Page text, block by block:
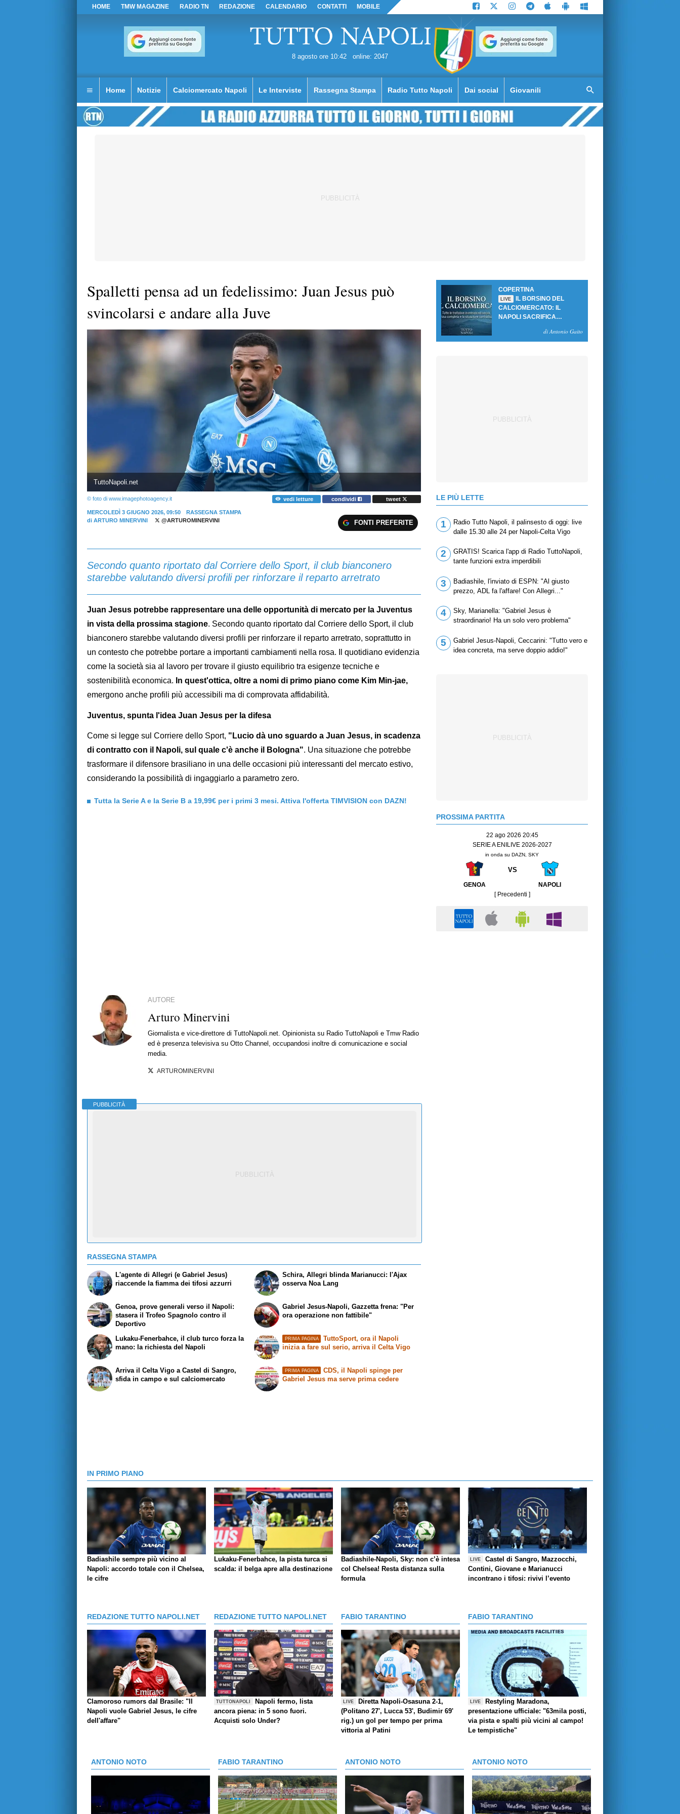
HOME TMW MAGAZINE RADIO TN REDAZIONE CALENDARIO CONTATTI MOBILE
8 agosto ore 10:42 online: 2047
Home Notizie Calciomercato Napoli Le Interviste Rassegna Stampa Radio Tutto Napoli Dai social Giovanili
Spalletti pensa ad un fedelissimo: Juan Jesus può
svincolarsi e andare alla Juve
TuttoNapoli.net
© foto di www.imagephotoagency.it vedi letture condividi tweet
MERCOLEDÌ 3 GIUGNO 2026, 09:50
RASSEGNA STAMPA
di ARTURO MINERVINI @ARTUROMINERVINI FONTI PREFERITE
Secondo quanto riportato dal Corriere dello Sport, il club bianconero
starebbe valutando diversi profili per rinforzare il reparto arretrato
Juan Jesus potrebbe rappresentare una delle opportunità di mercato per la Juventus
in vista della prossima stagione. Secondo quanto riportato dal Corriere dello Sport, il club
bianconero starebbe valutando diversi profili per rinforzare il reparto arretrato, soprattutto in
un contesto che potrebbe portare a importanti cambiamenti nella rosa. Il quotidiano evidenzia
come la società sia al lavoro per trovare il giusto equilibrio tra esigenze tecniche e
sostenibilità economica. In quest'ottica, oltre a nomi di primo piano come Kim Min-jae,
emergono anche profili più accessibili ma di comprovata affidabilità.
Juventus, spunta l'idea Juan Jesus per la difesa
Come si legge sul Corriere dello Sport, "Lucio dà uno sguardo a Juan Jesus, in scadenza
di contratto con il Napoli, sul quale c'è anche il Bologna". Una situazione che potrebbe
trasformare il difensore brasiliano in una delle occasioni più interessanti del mercato estivo,
considerando la possibilità di ingaggiarlo a parametro zero.
Tutta la Serie A e la Serie B a 19,99€ per i primi 3 mesi. Attiva l'offerta TIMVISION con DAZN!
AUTORE
Arturo Minervini
Giornalista e vice-direttore di TuttoNapoli.net. Opinionista su Radio TuttoNapoli e Tmw Radio
ed è presenza televisiva su Otto Channel, occupandosi inoltre di comunicazione e social
media.
ARTUROMINERVINI
PUBBLICITÀ
RASSEGNA STAMPA
L'agente di Allegri (e Gabriel Jesus)
riaccende la fiamma dei tifosi azzurri
Genoa, prove generali verso il Napoli:
stasera il Trofeo Spagnolo contro il
Deportivo
Schira, Allegri blinda Marianucci: l'Ajax
osserva Noa Lang
Gabriel Jesus-Napoli, Gazzetta frena: "Per
ora operazione non fattibile"
Lukaku-Fenerbahce, il club turco forza la
mano: la richiesta del Napoli
Arriva il Celta Vigo a Castel di Sangro,
sfida in campo e sul calciomercato
PRIMA PAGINA
TuttoSport, ora il Napoli
inizia a fare sul serio, arriva il Celta Vigo
PRIMA PAGINA
CDS, il Napoli spinge per
Gabriel Jesus ma serve prima cedere
COPERTINA
LIVE
IL BORSINO DEL
CALCIOMERCATO: IL
NAPOLI SACRIFICA
SBLOCCANO ARRIVIdi Antonio Gaito
LE PIÙ LETTE
1
Radio Tutto Napoli, il palinsesto di oggi: live
dalle 15.30 alle 24 per Napoli-Celta Vigo
2
GRATIS! Scarica l'app di Radio TuttoNapoli,
tante funzioni extra imperdibili
3
Badiashile, l'inviato di ESPN: "Al giusto
prezzo, ADL fa l'affare! Con Allegri..."
4
Sky, Marianella: "Gabriel Jesus è
straordinario! Ha un solo vero problema"
5
Gabriel Jesus-Napoli, Ceccarini: "Tutto vero e
idea concreta, ma serve doppio addio!"
PROSSIMA PARTITA
22 ago 2026 20:45
SERIE A ENILIVE 2026-2027
in onda su DAZN, SKY
VS
GENOA
NAPOLI
[ Precedenti ]
IN PRIMO PIANO
Badiashile sempre più vicino al
Napoli: accordo totale con il Chelsea,
le cifre
Lukaku-Fenerbahce, la pista turca si
scalda: il belga apre alla destinazione
Badiashile-Napoli, Sky: non c’è intesa
col Chelsea! Resta distanza sulla
formula
LIVE
Castel di Sangro, Mazzocchi,
Contini, Giovane e Marianucci
incontrano i tifosi: rivivi l’evento
REDAZIONE TUTTO NAPOLI.NET
Clamoroso rumors dal Brasile: "Il
Napoli vuole Gabriel Jesus, le cifre
dell'affare"
REDAZIONE TUTTO NAPOLI.NET
TUTTONAPOLI
Napoli fermo, lista
ancora piena: in 5 sono fuori.
Acquisti solo Under?
FABIO TARANTINO
LIVE
Diretta Napoli-Osasuna 2-1,
(Politano 27', Lucca 53', Budimir 69'
rig.) un gol per tempo per prima
vittoria al Patini
FABIO TARANTINO
LIVE
Restyling Maradona,
presentazione ufficiale: "63mila posti,
via pista e spalti più vicini al campo!
Le tempistiche"
ANTONIO NOTO FABIO TARANTINO ANTONIO NOTO ANTONIO NOTO